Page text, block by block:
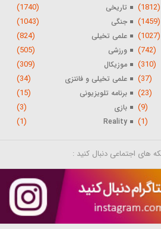
(1812) تاریخی (1740)
(1459) جنگی (1043)
(1027) علمی تخیلی (824)
(742) ورزشی (505)
(310) موزیکال (309)
(37) علمی تخیلی و فانتزی (34)
(23) برنامه تلویزیونی (15)
(9) بازی (3)
(1)
Reality
(1)
های اجتماعی دنبال کنید :